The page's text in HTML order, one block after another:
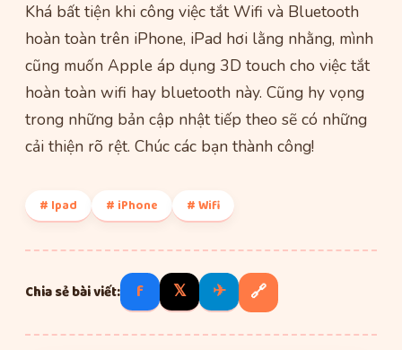
Khá bất tiện khi công việc tắt Wifi và Bluetooth
hoàn toàn trên iPhone, iPad hơi lằng nhằng, mình
cũng muốn Apple áp dụng 3D touch cho việc tắt
hoàn toàn wifi hay bluetooth này. Cũng hy vọng
trong những bản cập nhật tiếp theo sẽ có những
cải thiện rõ rệt. Chúc các bạn thành công!
# Ipad # iPhone # Wifi
Chia sẻ bài viết: f 𝕏 ✈ 🔗